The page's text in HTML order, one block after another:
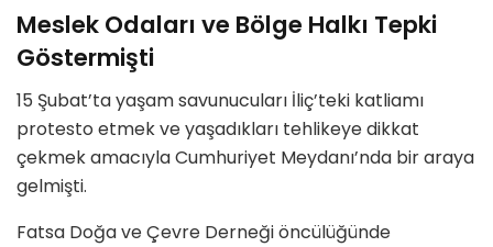
Meslek Odaları ve Bölge Halkı Tepki
Göstermişti
15 Şubat’ta yaşam savunucuları İliç’teki katliamı
protesto etmek ve yaşadıkları tehlikeye dikkat
çekmek amacıyla Cumhuriyet Meydanı’nda bir araya
gelmişti.
Fatsa Doğa ve Çevre Derneği öncülüğünde